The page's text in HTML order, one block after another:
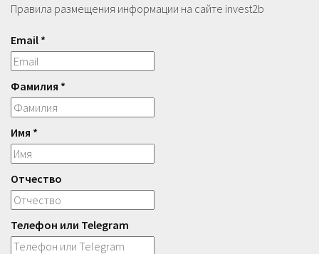
Правила размещения информации на сайте invest2b
Email *
Фамилия *
Имя *
Отчество
Телефон или Telegram